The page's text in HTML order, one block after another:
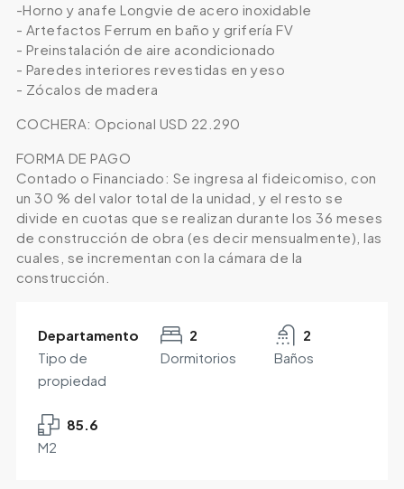
-Horno y anafe Longvie de acero inoxidable
- Artefactos Ferrum en baño y grifería FV
- Preinstalación de aire acondicionado
- Paredes interiores revestidas en yeso
- Zócalos de madera
COCHERA: Opcional USD 22.290
FORMA DE PAGO
Contado o Financiado: Se ingresa al fideicomiso, con
un 30 % del valor total de la unidad, y el resto se
divide en cuotas que se realizan durante los 36 meses
de construcción de obra (es decir mensualmente), las
cuales, se incrementan con la cámara de la
construcción.
Departamento
Tipo de
propiedad
2
Dormitorios
2
Baños
85.6
M2